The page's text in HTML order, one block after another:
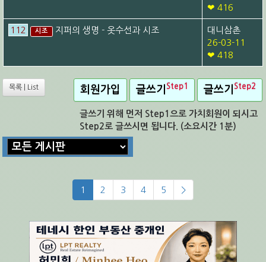
❤ 416
112 시조 지퍼의 생명 - 옷수선과 시조
대니삼촌
26-03-11
❤ 418
목록 | List 회원가입 글쓰기 Step1 글쓰기 Step2
글쓰기 위해 먼저 Step1으로 가치회원이 되시고
Step2로 글쓰시면 됩니다. (소요시간 1분)
1 2 3 4 5 >